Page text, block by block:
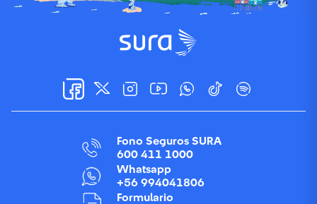
Fono Seguros SURA
600 411 1000
Whatsapp
+56 994041806
Formulario